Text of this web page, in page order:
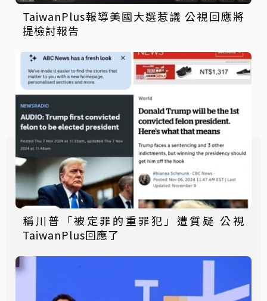
TaiwanPlus報導美國大選惹議 公視回應將
提檢討報告
稱川普「被定罪的重罪犯」遭質疑 公視
TaiwanPlus回應了